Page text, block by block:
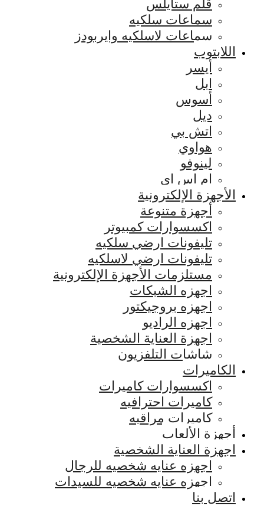
قلم ستايلس
سماعات سلكيه
سماعات لاسلكيه وايربودز
اللابتوب
أيسر
ابل
أسوس
ديل
اتش بي
هواوي
لينوفو
ام اس اي
الأجهزة الإلكترونية
أجهزة متنوعة
اكسسوارات كمبيوتر
تليفونات ارضي سلكيه
تليفونات ارضي لاسلكيه
مستلزمات الأجهزة الإلكترونية
اجهزه الشبكات
اجهزه بروجيكتور
اجهزه الراديو
اجهزة العناية الشخصية
شاشات التلفزيون
الكاميرات
اكسسوارات كاميرات
كاميرات احترافيه
كاميرات مراقبه
أجهزة الألعاب
اجهزة العناية الشخصية
اجهزه عنايه شخصيه للرجال
اجهزه عنايه شخصيه للسيدات
اتصل بنا